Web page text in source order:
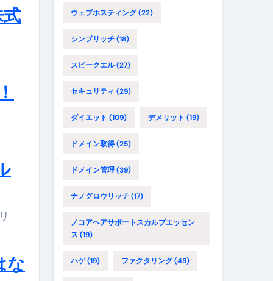
式
な
ウェブホスティング(22)
シンプリッチ(18)
スピークエル(27)
セキュリティ (29)
ダイエット (109) デメリット (19)
ドメイン取得(25)
ドメイン管理(39)
ナノグロウリッチ(17)
ノコアヘアサポートスカルプエッセン
ス (19)
ハゲ(19) ファクタリング(49)